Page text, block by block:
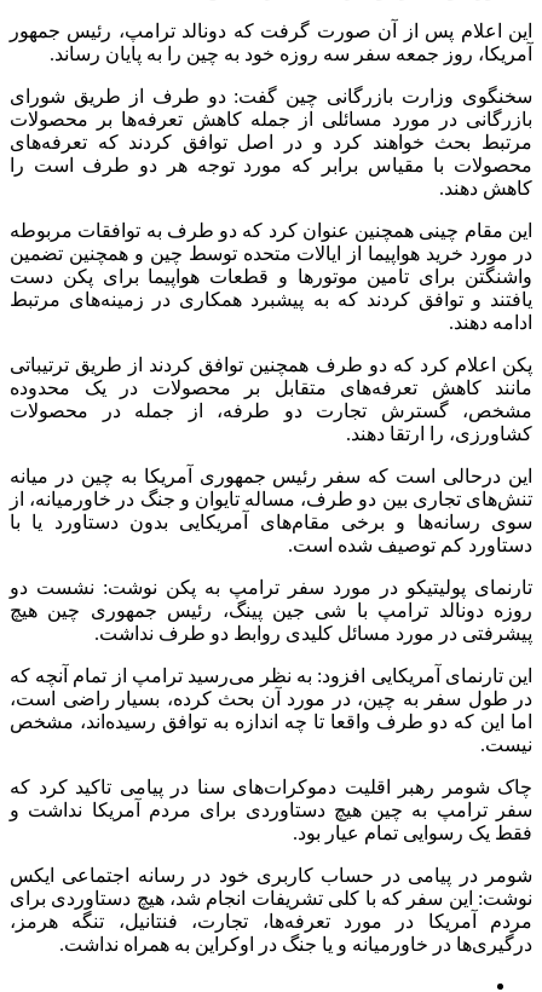
این اعلام پس از آن صورت گرفت که دونالد ترامپ، رئیس جمهور
آمریکا، روز جمعه سفر سه روزه خود به چین را به پایان رساند.
سخنگوی وزارت بازرگانی چین گفت: دو طرف از طریق شورای
بازرگانی در مورد مسائلی از جمله کاهش تعرفه‌ها بر محصولات
مرتبط بحث خواهند کرد و در اصل توافق کردند که تعرفه‌های
محصولات با مقیاس برابر که مورد توجه هر دو طرف است را
کاهش دهند.
این مقام چینی همچنین عنوان کرد که دو طرف به توافقات مربوطه
در مورد خرید هواپیما از ایالات متحده توسط چین و همچنین تضمین
واشنگتن برای تامین موتور‌ها و قطعات هواپیما برای پکن دست
یافتند و توافق کردند که به پیشبرد همکاری در زمینه‌های مرتبط
ادامه دهند.
پکن اعلام کرد که دو طرف همچنین توافق کردند از طریق ترتیباتی
مانند کاهش تعرفه‌های متقابل بر محصولات در یک محدوده
مشخص، گسترش تجارت دو طرفه، از جمله در محصولات
کشاورزی، را ارتقا دهند.
این درحالی است که سفر رئیس جمهوری آمریکا به چین در میانه
تنش‌های تجاری بین دو طرف، مساله تایوان و جنگ در خاورمیانه، از
سوی رسانه‌ها و برخی مقام‌های آمریکایی بدون دستاورد یا با
دستاورد کم توصیف شده است.
تارنمای پولیتیکو در مورد سفر ترامپ به پکن نوشت: نشست دو
روزه دونالد ترامپ با شی جین پینگ، رئیس جمهوری چین هیچ
پیشرفتی در مورد مسائل کلیدی روابط دو طرف نداشت.
این تارنمای آمریکایی افزود: به نظر می‌رسید ترامپ از تمام آنچه که
در طول سفر به چین، در مورد آن بحث کرده، بسیار راضی است،
اما این که دو طرف واقعا تا چه اندازه به توافق رسیده‌اند، مشخص
نیست.
چاک شومر رهبر اقلیت دموکرات‌های سنا در پیامی تاکید کرد که
سفر ترامپ به چین هیچ دستاوردی برای مردم آمریکا نداشت و
فقط یک رسوایی تمام عیار بود.
شومر در پیامی در حساب کاربری خود در رسانه اجتماعی ایکس
نوشت: این سفر که با کلی تشریفات انجام شد، هیچ دستاوردی برای
مردم آمریکا در مورد تعرفه‌ها، تجارت، فنتانیل، تنگه هرمز،
درگیری‌ها در خاورمیانه و یا جنگ در اوکراین به همراه نداشت.